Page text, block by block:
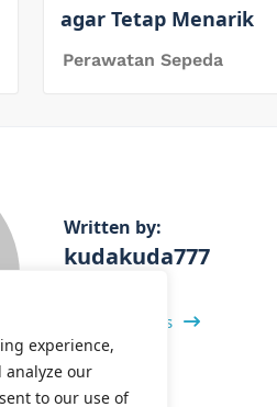
experience,
analyze our
to our use of
agar Tetap Menarik
Perawatan Sepeda
Written by:
kudakuda777
View All Posts